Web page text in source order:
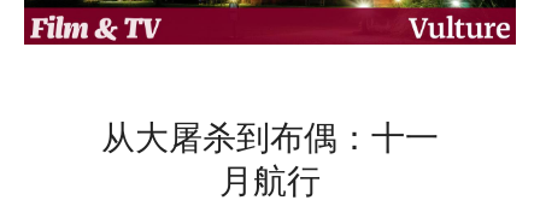
从大屠杀到布偶：十一
月航行